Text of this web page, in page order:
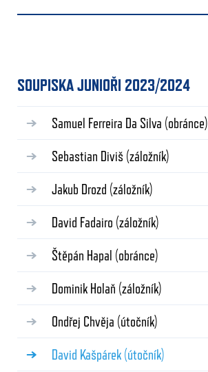
SOUPISKA JUNIOŘI 2023/2024
Samuel Ferreira Da Silva (obránce)
Sebastian Diviš (záložník)
Jakub Drozd (záložník)
David Fadairo (záložník)
Štěpán Hapal (obránce)
Dominik Holaň (záložník)
Ondřej Chvěja (útočník)
David Kašpárek (útočník)